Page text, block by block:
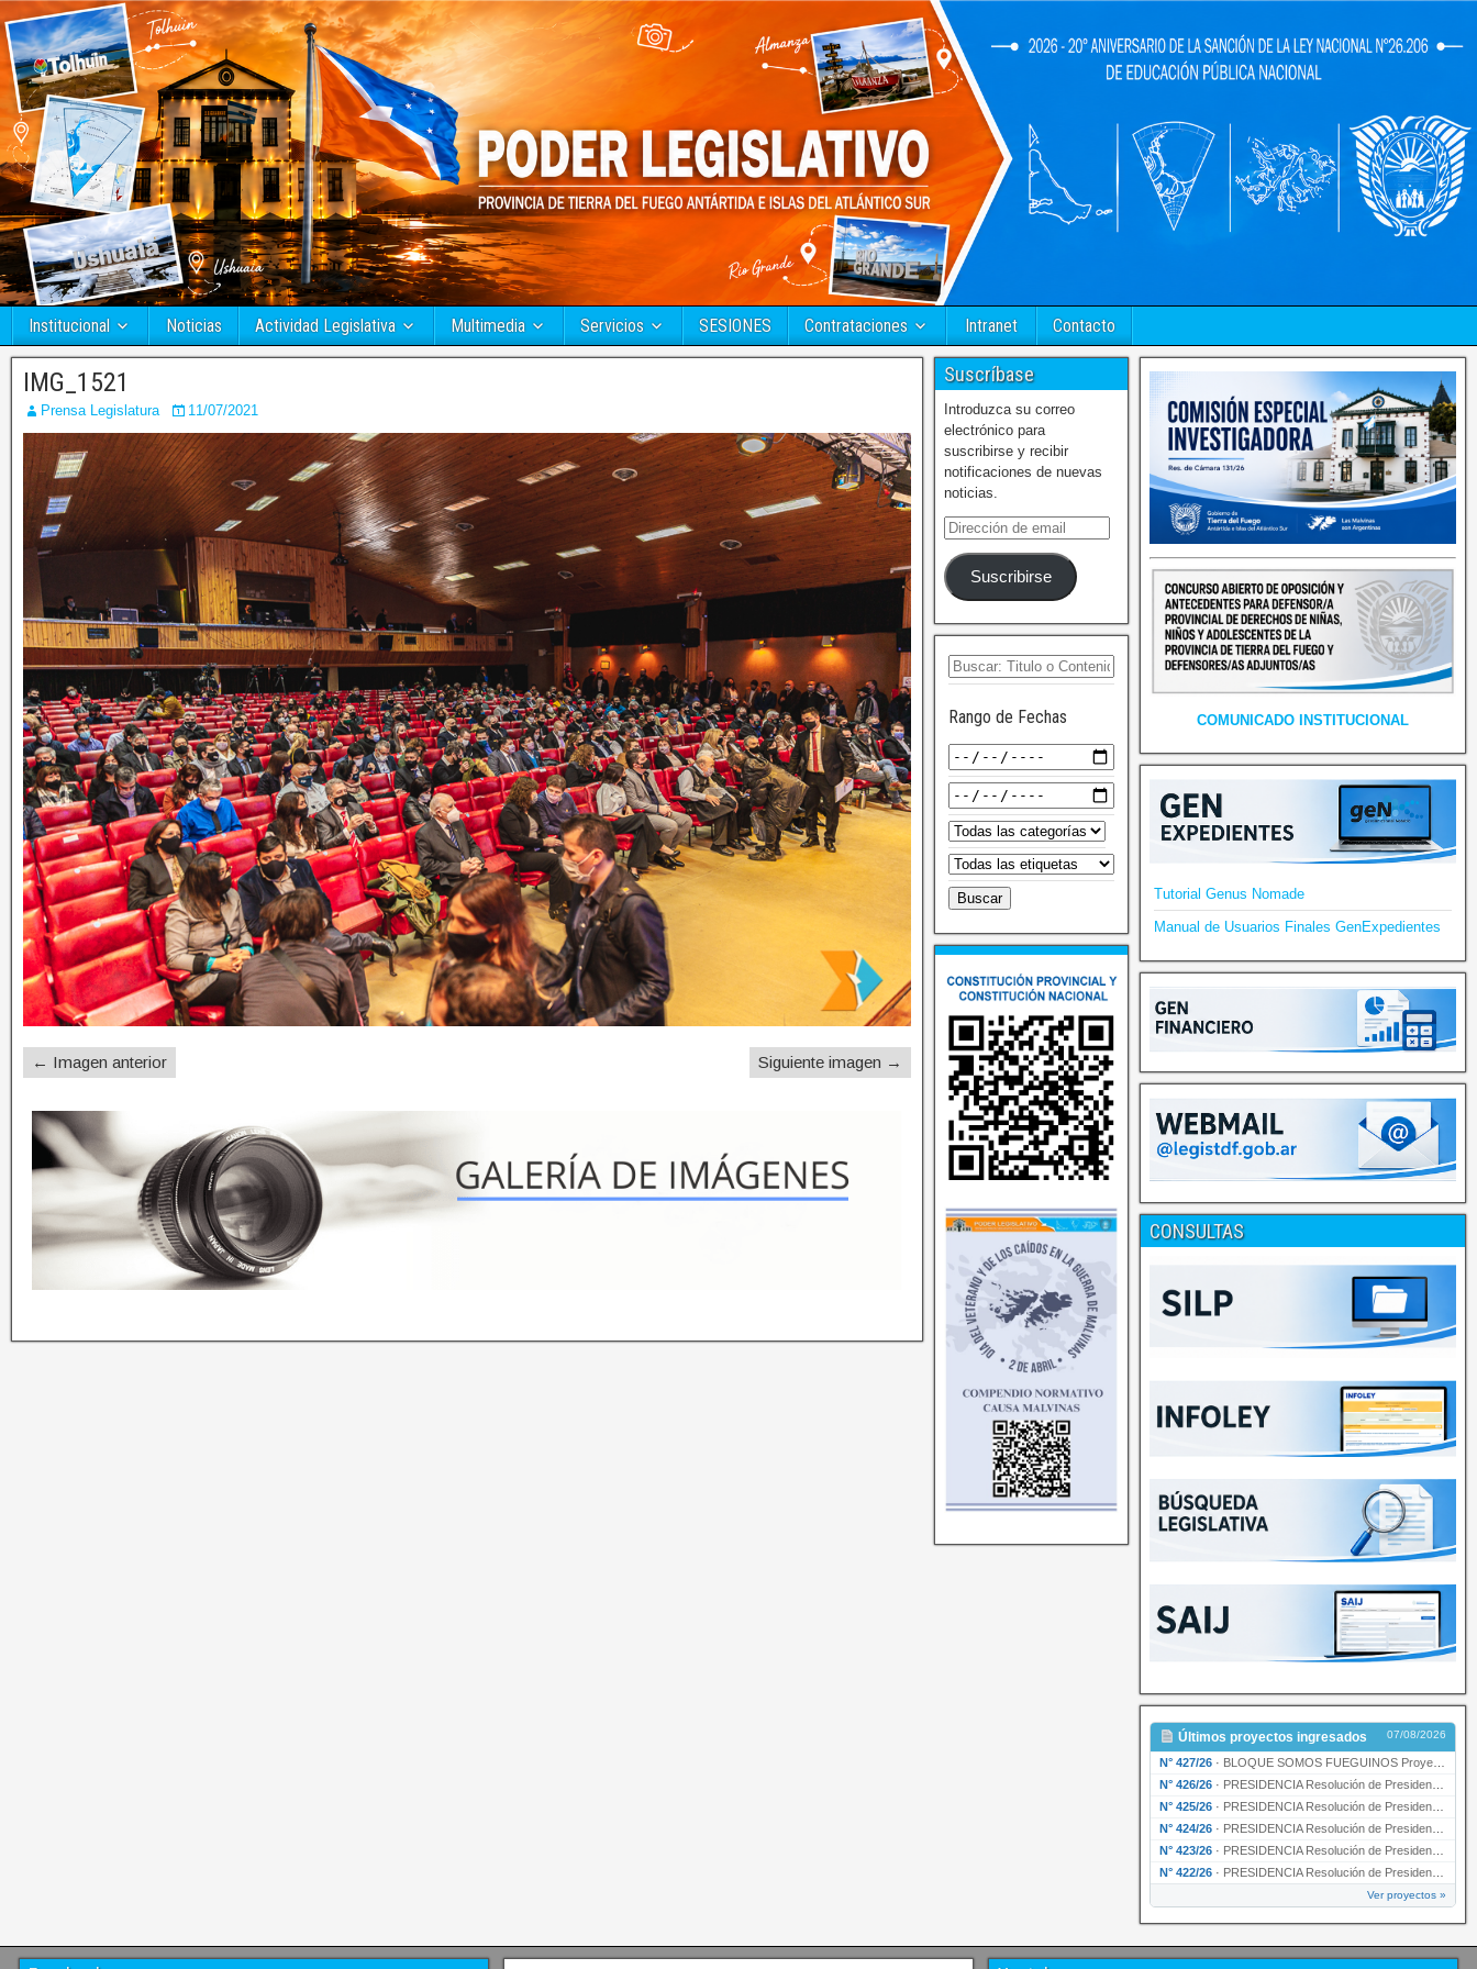
Institucional Noticias Actividad Legislativa Multimedia Servicios SESIONES Contrataciones Intranet Contacto
IMG_1521
Prensa Legislatura 11/07/2021
← Imagen anterior Siguiente imagen →
Suscríbase
Introduzca su correo
electrónico para
suscribirse y recibir
notificaciones de nuevas
noticias.
Suscribirse
Rango de Fechas COMUNICADO INSTITUCIONAL
Tutorial Genus Nomade
Manual de Usuarios Finales GenExpedientes
CONSULTAS
Últimos proyectos ingresados 07/08/2026
N° 427/26 · BLOQUE SOMOS FUEGUINOS Proyecto de Declaración declarando de interés provincial PRESIDENCI…
N° 426/26 · PRESIDENCIA Resolución de Presidencia N° 216/26 declarando de interés provincial la labor …
N° 425/26 · PRESIDENCIA Resolución de Presidencia N° 212/26 declarando de interés provincial el “50° A…
N° 424/26 · PRESIDENCIA Resolución de Presidencia Nº 210/26 declarando de interés provincial el proyec…
N° 423/26 · PRESIDENCIA Resolución de Presidencia Nº 209/26 declarando de interés provincial la presen…
N° 422/26 · PRESIDENCIA Resolución de Presidencia N° 200/26 para su ratificación.
Ver proyectos »